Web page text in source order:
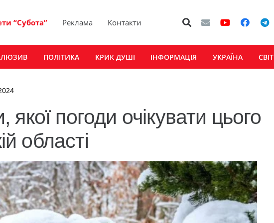
“Субота” Реклама Контакти
ПОЛІТИКА КРИК ДУШІ ІНФОРМАЦІЯ УКРАЇНА СВІТ
погоди очікувати цього
області